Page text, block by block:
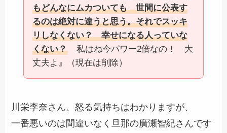
もどんなにムカついても 世間に公表す
るのは絶対に違うと思う。それでスッキ
リしなくない？ 幸せになる人っていな
くない？
私はね今パワー2倍なの！ 大
丈夫よ』（現在は削除）
川栄李奈さん、怒る気持ちはわかりますが、
一番悪いのは間違いなく旦那の廣瀬智紀さんです